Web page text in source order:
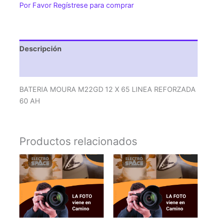
LINEA
AH
cantidad
Por Favor Regístrese para comprar
Descripción
BATERIA MOURA M22GD 12 X 65 LINEA REFORZADA
60 AH
Productos relacionados